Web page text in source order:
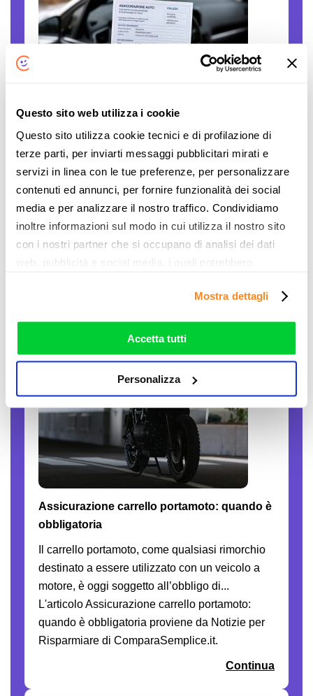
Questo sito web utilizza i cookie
Questo sito utilizza cookie tecnici e di profilazione di
terze parti, per inviarti messaggi pubblicitari mirati e
servizi in linea con le tue preferenze, per personalizzare
contenuti ed annunci, per fornire funzionalità dei social
media e per analizzare il nostro traffico. Condividiamo
inoltre informazioni sul modo in cui utilizza il nostro sito
con i nostri partner che si occupano di analisi dei dati
web, pubblicità e social media, i quali potrebbero
che hanno raccolto dal suo utilizzo dei loro servizi. Vedi
rifiutare o personalizzare il tuo consenso: cliccando sul
tasto "Accetta tutti”, selezionando le diverse categorie di
Mostra dettagli
Accetta tutti
Personalizza
Polizze auto false: come verificare se una
compagnia è autorizzata
Il caro assicurazioni RC auto è innegabile. Le
persone sono disperate, gli stipendi sono
sempre gli stessi, mentre il costo... L'articolo
Polizze auto false: come verificare se una
per Risparmiare di ComparaSemplice.it.
Assicurazione carrello portamoto: quando è
obbligatoria
Il carrello portamoto, come qualsiasi rimorchio
destinato a essere utilizzato con un veicolo a
motore, è oggi soggetto all’obbligo di...
L'articolo Assicurazione carrello portamoto:
quando è obbligatoria proviene da Notizie per
Risparmiare di ComparaSemplice.it.
Continua